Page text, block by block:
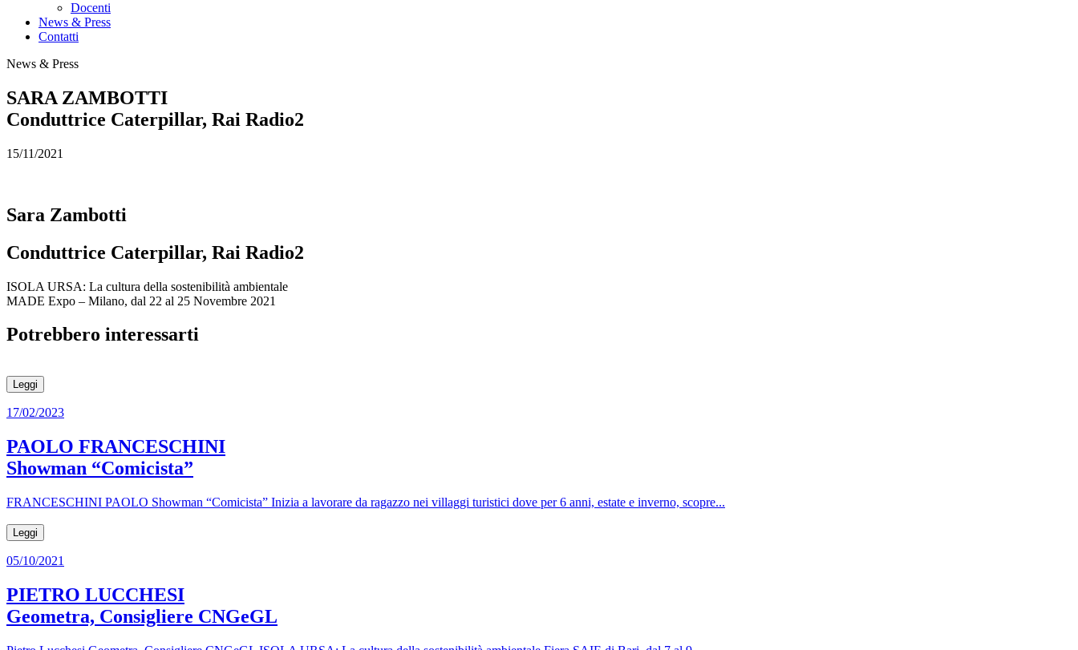
Docenti
News & Press
Contatti
News & Press
SARA ZAMBOTTI
Conduttrice Caterpillar, Rai Radio2
15/11/2021
Sara Zambotti
Conduttrice Caterpillar, Rai Radio2
ISOLA URSA: La cultura della sostenibilità ambientale
MADE Expo – Milano, dal 22 al 25 Novembre 2021
Potrebbero interessarti
Leggi
17/02/2023
PAOLO FRANCESCHINI
Showman “Comicista”
FRANCESCHINI PAOLO Showman “Comicista” Inizia a lavorare da ragazzo nei villaggi turistici dove per 6 anni, estate e inverno, scopre...
Leggi
05/10/2021
PIETRO LUCCHESI
Geometra, Consigliere CNGeGL